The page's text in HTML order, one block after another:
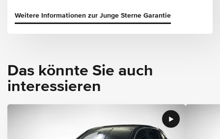
Weitere Informationen zur Junge Sterne Garantie
Das könnte Sie auch
interessieren